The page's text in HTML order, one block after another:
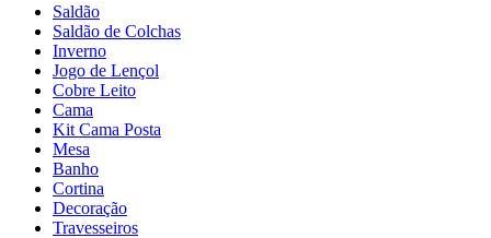
Saldão
Saldão de Colchas
Inverno
Jogo de Lençol
Cobre Leito
Cama
Kit Cama Posta
Mesa
Banho
Cortina
Decoração
Travesseiros